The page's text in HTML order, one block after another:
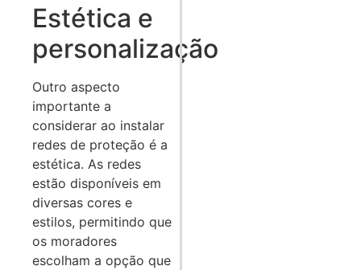
Estética e
personalização
Outro aspecto
importante a
considerar ao instalar
redes de proteção é a
estética. As redes
estão disponíveis em
diversas cores e
estilos, permitindo que
os moradores
escolham a opção que